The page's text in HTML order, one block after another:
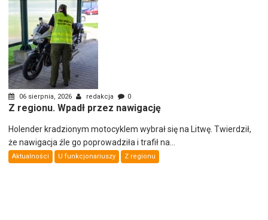
06 sierpnia, 2026 redakcja 0
Z regionu. Wpadł przez nawigację
Holender kradzionym motocyklem wybrał się na Litwę. Twierdził,
że nawigacja źle go poprowadziła i trafił na...
Aktualności U funkcjonariuszy Z regionu